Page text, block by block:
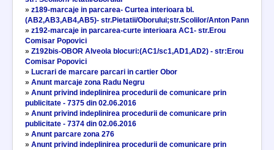
» z189-marcaje in parcarea- Curtea interioara bl.
(AB2,AB3,AB4,AB5)- str.Pietatii/Oborului;str.Scolilor/Anton Pann
» z192-marcaje in parcarea-curte interioara AC1- str.Erou
Comisar Popovici
» Z192bis-OBOR Alveola blocuri:(AC1/sc1,AD1,AD2) - str:Erou
Comisar Popovici
» Lucrari de marcare parcari in cartier Obor
» Anunt marcaje zona Radu Negru
» Anunt privind indeplinirea procedurii de comunicare prin
publicitate - 7375 din 02.06.2016
» Anunt privind indeplinirea procedurii de comunicare prin
publicitate - 7374 din 02.06.2016
» Anunt parcare zona 276
» Anunt privind indeplinirea procedurii de comunicare prin